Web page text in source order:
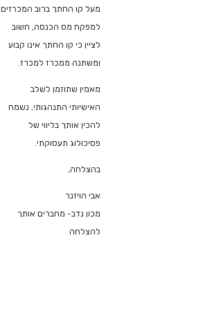
מעל קו החתך ברוב המכרזים
למפקח מס הכנסה, חשוב
לציין כי קו החתך אינו קבוע
ומשתנה ממכרז למכרז.
מאמין שתוזמן לשלב
האישיותי התנהגותי, נשמח
להכין אותך בליווי של
פסיכולוג תעסוקתי.
בהצלחה,
אבי הויזנר
מכון נדב- מחברים אותך
להצלחה